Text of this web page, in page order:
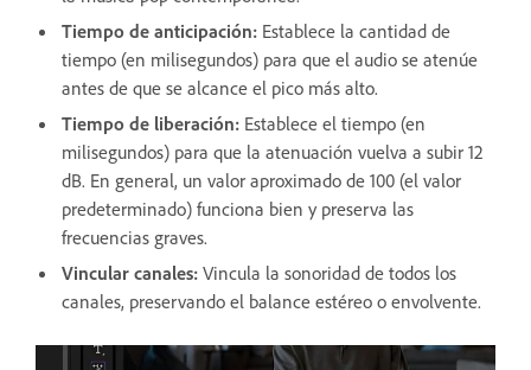
Tiempo de anticipación: Establece la cantidad de
tiempo (en milisegundos) para que el audio se atenúe
antes de que se alcance el pico más alto.
Tiempo de liberación: Establece el tiempo (en
milisegundos) para que la atenuación vuelva a subir 12
dB. En general, un valor aproximado de 100 (el valor
predeterminado) funciona bien y preserva las
frecuencias graves.
Vincular canales: Vincula la sonoridad de todos los
canales, preservando el balance estéreo o envolvente.